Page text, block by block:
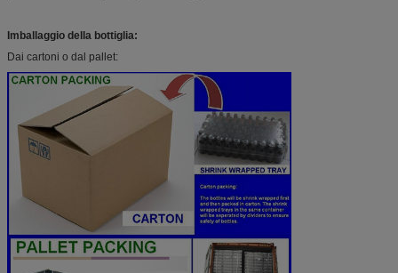
Imballaggio della bottiglia:
Dai cartoni o dal pallet: